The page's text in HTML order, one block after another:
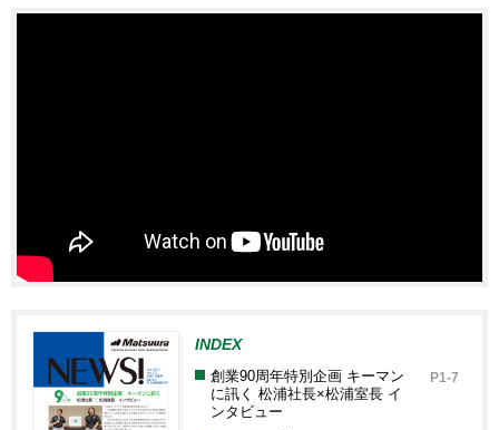
INDEX
創業90周年特別企画 キーマン
に訊く 松浦社長×松浦室長 イ
ンタビュー
P1-7